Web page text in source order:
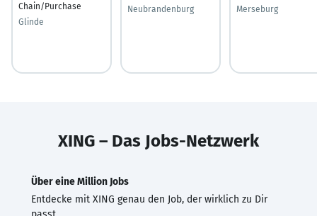
Chain/Purchase
Glinde
Neubrandenburg
Merseburg
XING – Das Jobs-Netzwerk
Über eine Million Jobs
Entdecke mit XING genau den Job, der wirklich zu Dir